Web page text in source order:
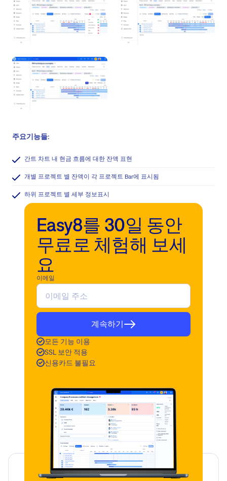
주요기능들:
간트 차트 내 현금 흐름에 대한 잔액 표현
개별 프로젝트 별 잔액이 각 프로젝트 Bar에 표시됨
하위 프로젝트 별 세부 정보표시
Easy8를 30일 동안
무료로 체험해 보세
요
이메일
계속하기
모든 기능 이용
SSL 보안 적용
신용카드 불필요